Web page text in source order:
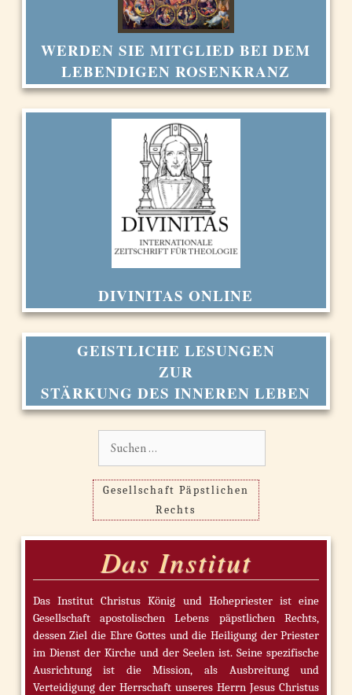
WERDEN SIE MITGLIED BEI DEM
LEBENDIGEN ROSENKRANZ
DIVINITAS ONLINE
GEISTLICHE LESUNGEN
ZUR
STÄRKUNG DES INNEREN LEBEN
Gesellschaft Päpstlichen
Rechts
Das Institut
Das Institut Christus König und Hohepriester ist eine
Gesellschaft apostolischen Lebens päpstlichen Rechts,
dessen Ziel die Ehre Gottes und die Heiligung der Priester
im Dienst der Kirche und der Seelen ist. Seine spezifische
Ausrichtung ist die Mission, als Ausbreitung und
Verteidigung der Herrschaft unseres Herrn Jesus Christus